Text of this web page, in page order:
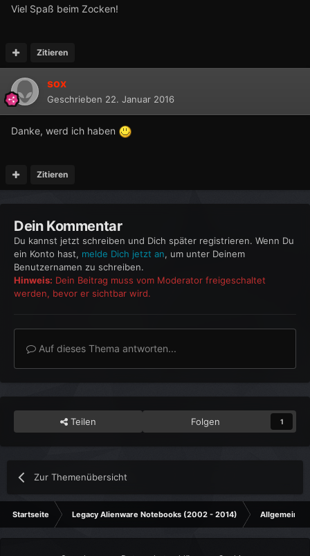
Viel Spaß beim Zocken!
Zitieren
sox
Geschrieben 22. Januar 2016
Danke, werd ich haben
Zitieren
Dein Kommentar
Du kannst jetzt schreiben und Dich später registrieren. Wenn Du
ein Konto hast, melde Dich jetzt an, um unter Deinem
Benutzernamen zu schreiben.
Hinweis: Dein Beitrag muss vom Moderator freigeschaltet
werden, bevor er sichtbar wird.
Auf dieses Thema antworten...
Teilen Folgen 1
Zur Themenübersicht
Startseite Legacy Alienware Notebooks (2002 - 2014) Allgemeines